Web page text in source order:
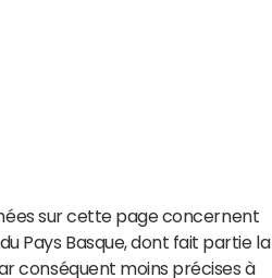
sur cette page concernent
Pays Basque, dont fait partie la
conséquent moins précises à